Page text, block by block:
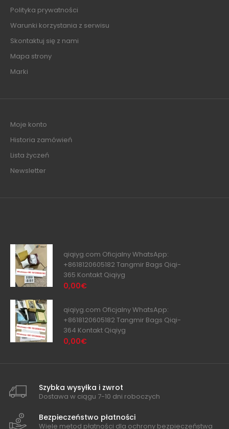
Polityka prywatności
Warunki korzystania z serwisu
Skontaktuj się z nami
Mapa strony
Marki
Moje konto
Historia zamówień
Lista życzeń
Newsletter
qiqiyg.com Oficjalny WhatsApp:
+8618120605182 Tangmir Bags Qiqi-
365 Kontakt Qiqiyg
0,00€
qiqiyg.com Oficjalny WhatsApp:
+8618120605182 Tangmir Bags Qiqi-
364 Kontakt Qiqiyg
0,00€
Szybka wysyłka i zwrot
Dostawa w ciągu 7-10 dni roboczych
Bezpieczeństwo płatności
Wiele metod płatności dla ochrony bezpieczeństwa